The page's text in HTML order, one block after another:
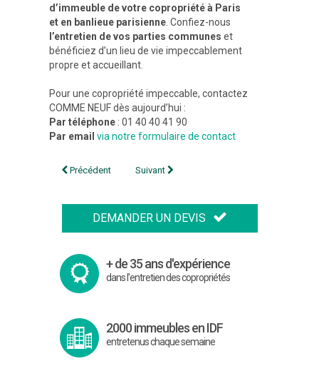
d’immeuble de votre copropriété à Paris
et en banlieue parisienne . Confiez-nous
l’entretien de vos parties communes et
bénéficiez d’un lieu de vie impeccablement
propre et accueillant.
Pour une copropriété impeccable, contactez
COMME NEUF dès aujourd’hui :
Par téléphone : 01 40 40 41 90
Par email via notre formulaire de contact
Navigation
Précédent Suivant
DEMANDER UN DEVIS
+ de 35 ans d'expérience
dans l'entretien des copropriétés
2000 immeubles en IDF
entretenus chaque semaine